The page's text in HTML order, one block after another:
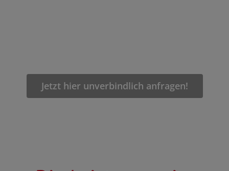
Jetzt hier unverbindlich anfragen!